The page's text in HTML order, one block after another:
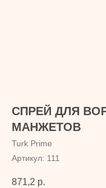
СПРЕЙ ДЛЯ
МАНЖЕТОВ
Turk Prime
Артикул: 111
871,2 р.